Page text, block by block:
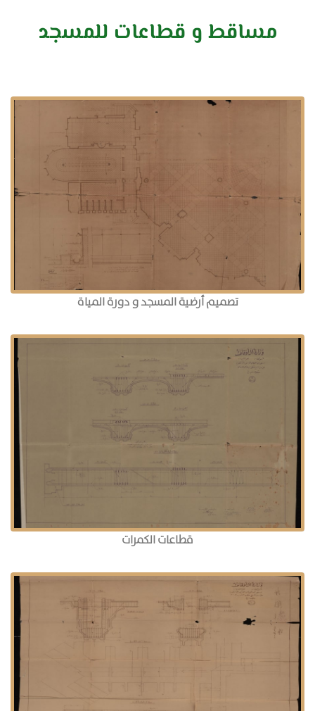
مساقط و قطاعات للمسجد
تصميم أرضية المسجد و دورة المياة
قطاعات الكمرات